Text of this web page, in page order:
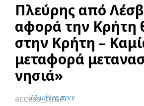
Πλεύρης από
αφορά την Κρήτη
στην Κρήτη –
μεταφορά
νησιά»
access_time
12 μήνες πριν